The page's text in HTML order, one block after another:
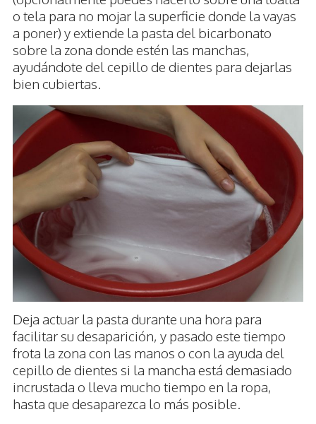
o tela para no mojar la superficie donde la vayas
a poner) y extiende la pasta del bicarbonato
sobre la zona donde estén las manchas,
ayudándote del cepillo de dientes para dejarlas
bien cubiertas.
Deja actuar la pasta durante una hora para
facilitar su desaparición, y pasado este tiempo
frota la zona con las manos o con la ayuda del
cepillo de dientes si la mancha está demasiado
incrustada o lleva mucho tiempo en la ropa,
hasta que desaparezca lo más posible.